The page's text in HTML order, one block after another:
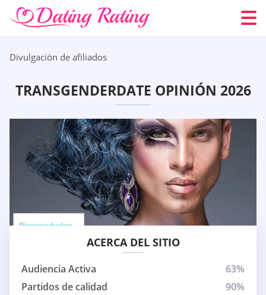
Divulgación de afiliados
TRANSGENDERDATE OPINIÓN 2026
ACERCA DEL SITIO
Audiencia Activa
63%
Partidos de calidad
90%